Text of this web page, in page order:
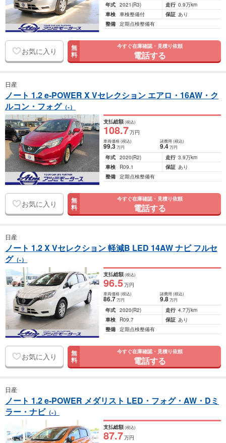
年式 2021(R3) 走行 0.9万km
車検 車検整備付 保証 あり
整備 定期点検整備有
お気に入り 無
料
今すぐ在庫確認・見積り依頼
電話する
日産
ノート 1.2 e-POWER X Vセレクション エアロ・16AW・ク
ルコン・フォグ（-）
支払総額(税込)
108.7万円
車両価格(税込)
99.3万円
諸費用 (税込)
9.4 万円
年式 2020(R2) 走行 3.9万km
車検
R09.1 保証 あり
整備 定期点検整備有
お気に入り 無
料
今すぐ在庫確認・見積り依頼
電話する
日産
ノート 1.2 X Vセレクション 軽減B LED 14AW ナビ フルセ
グ（-）
支払総額(税込)
96.5万円
車両価格(税込)
86.7万円
諸費用 (税込)
9.8 万円
年式 2020(R2) 走行 4.7万km
車検
R09.7 保証 あり
整備 定期点検整備有
お気に入り 無
料
今すぐ在庫確認・見積り依頼
電話する
日産
ノート 1.2 e-POWER メダリスト LED・フォグ・AW・Dミ
ラー・ナビ（-）
支払総額(税込)
87.7万円